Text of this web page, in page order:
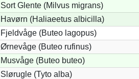
Sort Glente (Milvus migrans)
Havørn (Haliaeetus albicilla)
Fjeldvåge (Buteo lagopus)
Ørnevåge (Buteo rufinus)
Musvåge (Buteo buteo)
Slørugle (Tyto alba)